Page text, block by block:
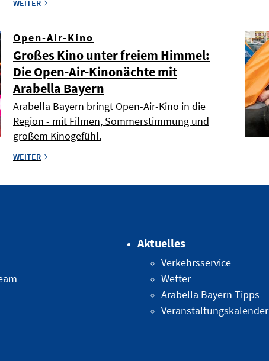
WEITER
Open-Air-Kino
Großes Kino unter freiem Himmel:
Die Open-Air-Kinonächte mit
Arabella Bayern
Arabella Bayern bringt Open-Air-Kino in die
Region - mit Filmen, Sommerstimmung und
großem Kinogefühl.
WEITER
Aktuelles
Verkehrsservice
Wetter
Arabella Bayern Tipps
Veranstaltungskalender